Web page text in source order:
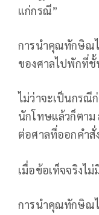
แก่กรณี”
การนำคุณทักษิณ
ของศาลไปพักที่ชั้
ไม่ว่าจะเป็นกร
นักโทษแล้วก็ตาม
ต่อศาลที่ออกคำสั่
เมื่อข้อเท็จจริงไ
การนำคุณทักษิณ